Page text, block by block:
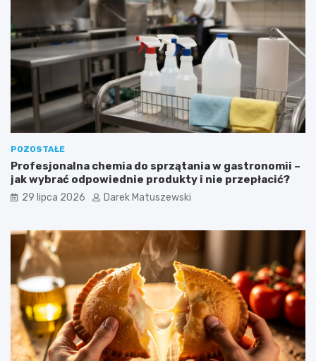
POZOSTAŁE
Profesjonalna chemia do sprzątania w gastronomii –
jak wybrać odpowiednie produkty i nie przepłacić?
29 lipca 2026 Darek Matuszewski